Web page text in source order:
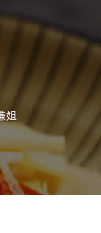
姐